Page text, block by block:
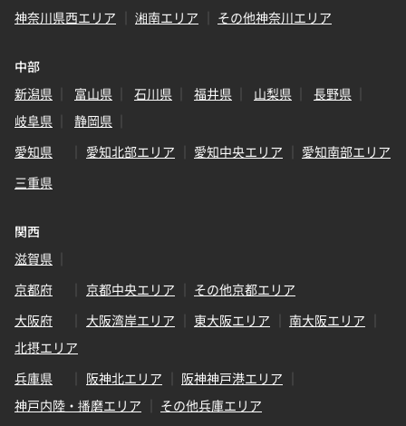
神奈川県西エリア
湘南エリア その他神奈川エリア
中部
新潟県
富山県 石川県 福井県 山梨県
長野県
岐阜県
静岡県
愛知県
愛知北部エリア 愛知中央エリア
愛知南部エリア
三重県
関西
滋賀県
京都府
京都中央エリア
その他京都エリア
大阪府
大阪湾岸エリア 東大阪エリア
南大阪エリア
北摂エリア
兵庫県
阪神北エリア
阪神神戸港エリア
神戸内陸・播磨エリア
その他兵庫エリア